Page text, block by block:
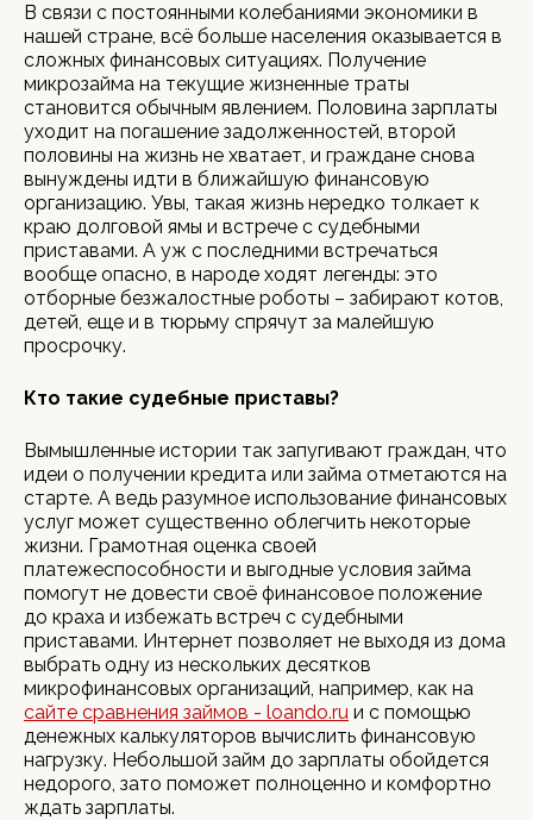
В связи с постоянными колебаниями экономики в
нашей стране, всё больше населения оказывается в
сложных финансовых ситуациях. Получение
микрозайма на текущие жизненные траты
становится обычным явлением. Половина зарплаты
уходит на погашение задолженностей, второй
половины на жизнь не хватает, и граждане снова
вынуждены идти в ближайшую финансовую
организацию. Увы, такая жизнь нередко толкает к
краю долговой ямы и встрече с судебными
приставами. А уж с последними встречаться
вообще опасно, в народе ходят легенды: это
отборные безжалостные роботы – забирают котов,
детей, еще и в тюрьму спрячут за малейшую
просрочку.
Кто такие судебные приставы?
Вымышленные истории так запугивают граждан, что
идеи о получении кредита или займа отметаются на
старте. А ведь разумное использование финансовых
услуг может существенно облегчить некоторые
жизни. Грамотная оценка своей
платежеспособности и выгодные условия займа
помогут не довести своё финансовое положение
до краха и избежать встреч с судебными
приставами. Интернет позволяет не выходя из дома
выбрать одну из нескольких десятков
микрофинансовых организаций, например, как на
сайте сравнения займов - loando.ru и с помощью
денежных калькуляторов вычислить финансовую
нагрузку. Небольшой займ до зарплаты обойдется
недорого, зато поможет полноценно и комфортно
ждать зарплаты.